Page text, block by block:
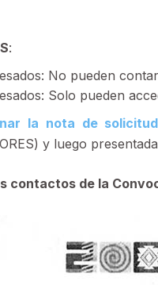
:
No pueden
Solo pueden
la nota de
y luego
contactos de la